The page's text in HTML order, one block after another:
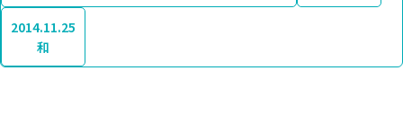
2014.11.25
和